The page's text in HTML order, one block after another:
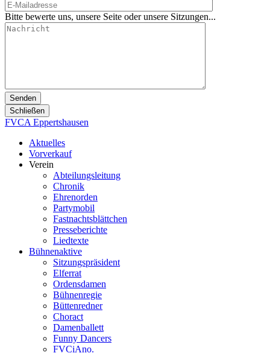
Bitte bewerte uns, unsere Seite oder unsere Sitzungen...
Schließen
FVCA Eppertshausen
Aktuelles
Vorverkauf
Verein
Abteilungsleitung
Chronik
Ehrenorden
Partymobil
Fastnachtsblättchen
Presseberichte
Liedtexte
Bühnenaktive
Sitzungspräsident
Elferrat
Ordensdamen
Bühnenregie
Büttenredner
Choract
Damenballett
Funny Dancers
FVCiAno.